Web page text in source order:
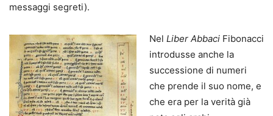
messaggi segreti).
Nel Liber Abbaci Fibonacci
introdusse anche la
successione di numeri
che prende il suo nome, e
che era per la verità già